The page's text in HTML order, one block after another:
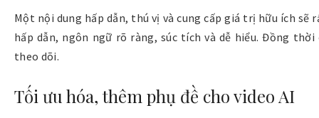
Một nội dung hấp dẫn, thú vị và cung cấp giá trị hữu ích
hấp dẫn, ngôn ngữ rõ ràng, súc tích và dễ hiểu. Đồng
theo dõi.
Tối ưu hóa, thêm phụ đề cho video AI